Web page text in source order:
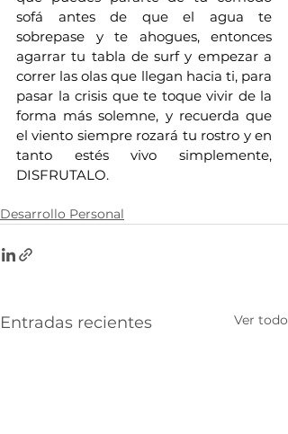
sofá antes de que el agua te
sobrepase y te ahogues, entonces
agarrar tu tabla de surf y empezar a
correr las olas que llegan hacia ti, para
pasar la crisis que te toque vivir de la
forma más solemne, y recuerda que
el viento siempre rozará tu rostro y en
tanto estés vivo simplemente,
DISFRUTALO.
Desarrollo Personal
Entradas recientes Ver todo